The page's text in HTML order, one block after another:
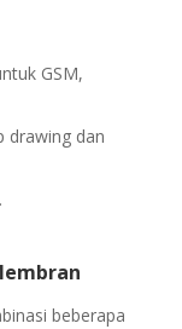
GSM,
drawing dan
beberapa